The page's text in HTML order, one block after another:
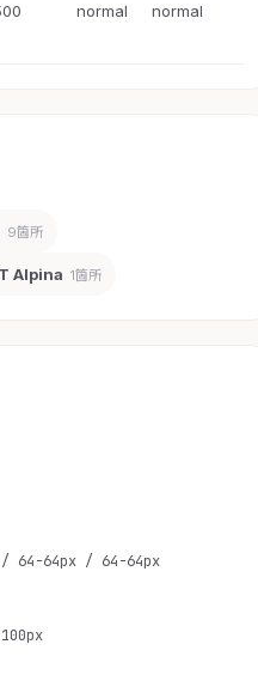
normal normal
9箇所
Alpina 1箇所
64-64px / 64-64px